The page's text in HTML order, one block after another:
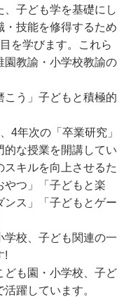
、子ども学を基礎にし
・技能を修得するため
を学びます。これら
園教諭・小学校教諭の
こう」子どもと積極的
4年次の「卒業研究」
的な授業を開講してい
スキルを向上させるた
やつ」「子どもと楽
ス」「子どもとゲー
校、子ども関連の一
!
ども園・小学校、子ど
躍しています。